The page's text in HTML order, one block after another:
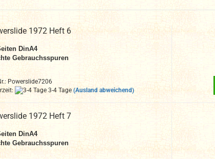
1972 Heft 6
DinA4
Gebrauchsspuren
Powerslide7206
3-4 Tage (Ausland abweichend)
1972 Heft 7
DinA4
Gebrauchsspuren